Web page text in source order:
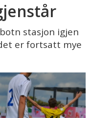
stasjon igjen
er fortsatt mye